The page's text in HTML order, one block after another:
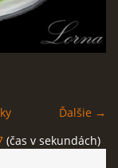
Ďalšie →
(čas v sekundách)